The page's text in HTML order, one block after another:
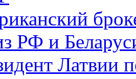
РФ и
Латвии